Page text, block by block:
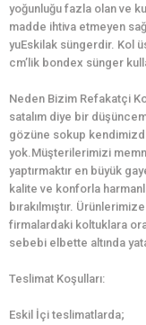
yoğunluğu fazla olan ve
madde ihtiva etmeyen
yuEskilak süngerdir. Kol
cm’lik bondex sünger
Neden Bizim Refakatçi
satalım diye bir
gözüne sokup
yok.Müşterilerimizi
yaptırmaktır en büyük
kalite ve konforla
bırakılmıştır.
firmalardaki koltuklara
sebebi elbette altında
Teslimat Koşulları:
Eskil İçi teslimatlarda;